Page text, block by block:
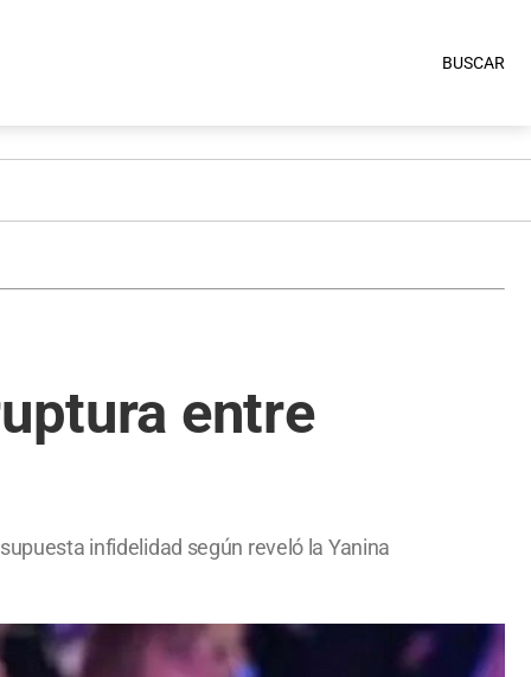
BUSCAR
entre
infidelidad según reveló la Yanina